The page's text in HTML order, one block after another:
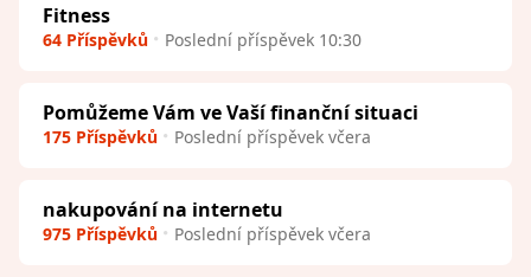
Fitness
64 Příspěvků Poslední příspěvek 10:30
Pomůžeme Vám ve Vaší finanční situaci
175 Příspěvků Poslední příspěvek včera
nakupování na internetu
975 Příspěvků Poslední příspěvek včera